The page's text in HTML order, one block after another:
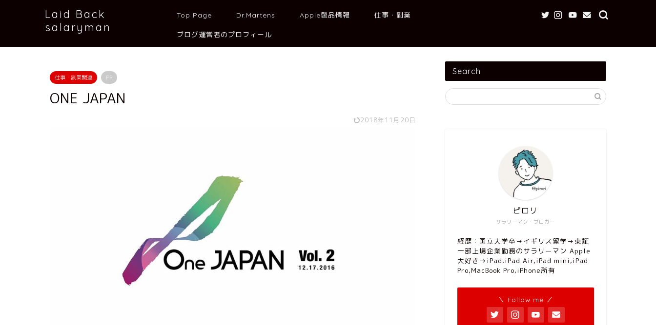
Laid Back
salaryman
Top Page Dr.Martens Apple製品情報 仕事・副業
ブログ運営者のプロフィール
仕事・副業関連 PR
ONE JAPAN
2018年11月20日
Search
サラリーマン・ブロガー
ピロリ
経歴：国立大学卒→イギリス留学→東証
一部上場企業勤務のサラリーマン Apple
大好き→iPad,iPad Air,iPad mini,iPad
Pro,MacBook Pro,iPhone所有
＼ Follow me ／